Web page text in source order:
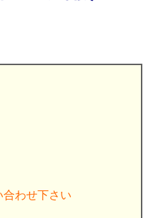
わせ下さい